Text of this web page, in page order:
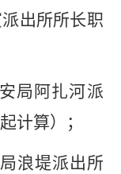
出所所长职
局阿扎河派
计算）；
浪堤派出所